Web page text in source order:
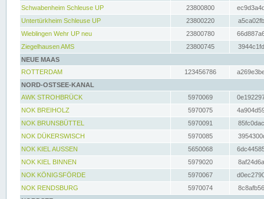
Schwabenheim Schleuse UP
23800800
Untertürkheim Schleuse UP
23800220
Wieblingen Wehr UP neu
23800780
Ziegelhausen AMS
23800745
NEUE MAAS
ROTTERDAM
123456786
NORD-OSTSEE-KANAL
AWK STROHBRÜCK
5970069
NOK BREIHOLZ
5970075
NOK BRUNSBÜTTEL
5970091
NOK DÜKERSWISCH
5970085
NOK KIEL AUSSEN
5650068
NOK KIEL BINNEN
5979020
NOK KÖNIGSFÖRDE
5970067
NOK RENDSBURG
5970074